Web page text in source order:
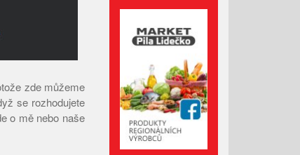
Duben 2023
Březen 2023
Únor 2023
Leden 2023
Prosinec 2022
Listopad 2022
zde můžeme
se rozhodujete
o mě nebo naše